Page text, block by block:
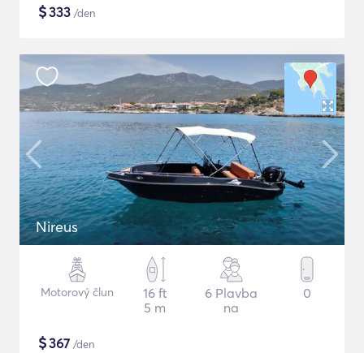
$333 /den
Nireus
Motorový člun
16 ft
5 m
6 Plavba
na
0
$367 /den